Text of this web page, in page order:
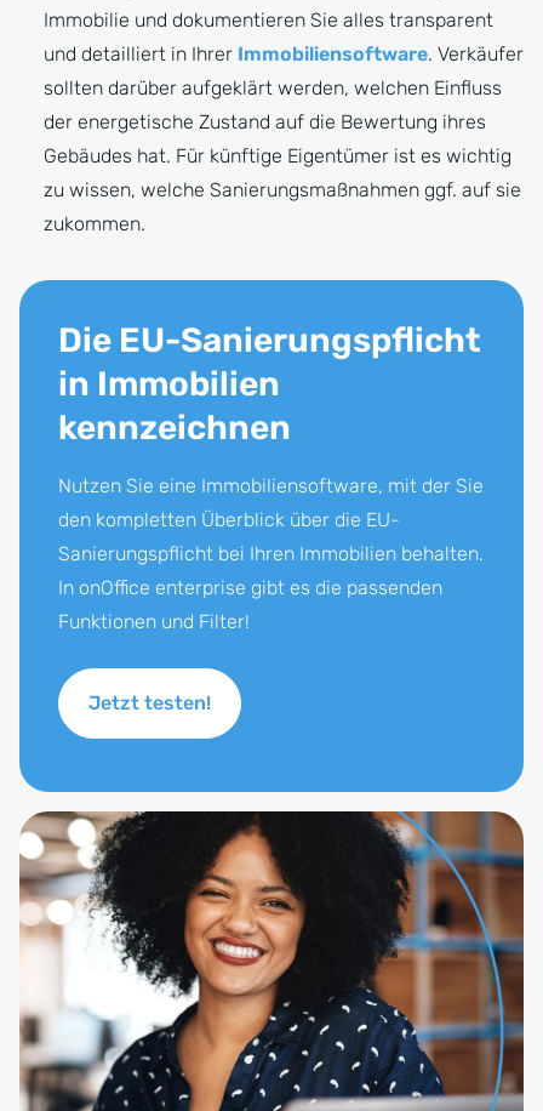
Immobilie und dokumentieren Sie alles transparent
und detailliert in Ihrer Immobiliensoftware. Verkäufer
sollten darüber aufgeklärt werden, welchen Einfluss
der energetische Zustand auf die Bewertung ihres
Gebäudes hat. Für künftige Eigentümer ist es wichtig
zu wissen, welche Sanierungsmaßnahmen ggf. auf sie
zukommen.
Die EU-Sanierungspflicht
in Immobilien
kennzeichnen
Nutzen Sie eine Immobiliensoftware, mit der Sie
den kompletten Überblick über die EU-
Sanierungspflicht bei Ihren Immobilien behalten.
In onOffice enterprise gibt es die passenden
Funktionen und Filter!
Jetzt testen!